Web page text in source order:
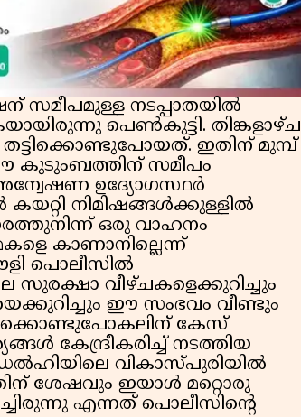
സമീപമുള്ള നടപ്പാതയിൽ
പെൺകുട്ടി. തിങ്കളാഴ്ച
ഇതിന് മുമ്പ്
കുടുംബത്തിന് സമീപം
ഉദ്യോഗസ്ഥർ
നിമിഷങ്ങൾക്കുള്ളിൽ
ഒരു വാഹനം
കാണാനില്ലെന്ന്
പൊലീസിൽ
സുരക്ഷാ വീഴ്ചകളെക്കുറിച്ചും
ഈ സംഭവം വീണ്ടും
കേസ്
കേന്ദ്രീകരിച്ച് നടത്തിയ
വികാസ്പുരിയിൽ
ശേഷവും ഇയാൾ മറ്റൊരു
എന്നത് പൊലീസിൻ്റെ